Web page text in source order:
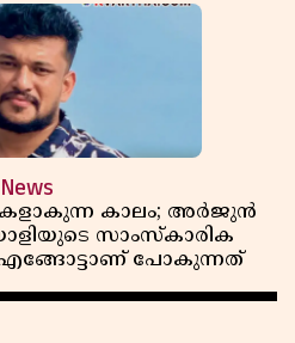
News
കാലം; അർജുൻ
സാംസ്കാരിക
എങ്ങോട്ടാണ് പോകുന്നത്